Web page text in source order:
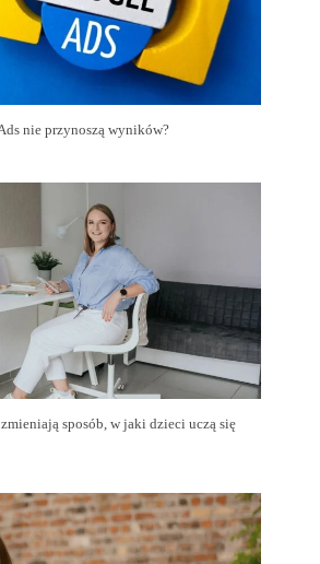
nie przynoszą wyników?
sposób, w jaki dzieci uczą się